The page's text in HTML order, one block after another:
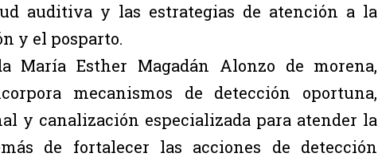
auditiva y las estrategias de atención a la
y el posparto.
María Esther Magadán Alonzo de morena,
mecanismos de detección oportuna,
y canalización especializada para atender la
de fortalecer las acciones de detección